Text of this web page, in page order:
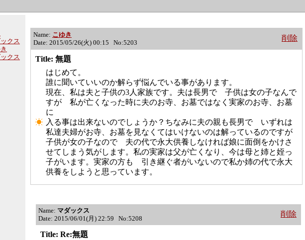
クス
クス
Name: こゆき
Date: 2015/05/26(火) 00:15 No:5203
削除
Title: 無題
はじめて。
誰に聞いていいのか解らず悩んでいる事があります。
現在、私は夫と子供の3人家族です。夫は長男で 子供は女の子なんで
すが 私が亡くなった時に夫のお寺、お墓ではなく実家のお寺、お墓
に
入る事は出来ないのでしょうか？ちなみに夫の親も長男で いずれは
私達夫婦がお寺、お墓を見なくてはいけないのは解っているのですが
子供が女の子なので 夫の代で永大供養しなければ娘に面倒をかけさ
せてしまう気がします。私の実家は父が亡くなり、今は母と姉と姪っ
子がいます。実家の方も 引き継ぐ者がいないので私か姉の代で永大
供養をしようと思っています。
Name: マダックス
Date: 2015/06/01(月) 22:59 No:5208
削除
Title: Re:無題